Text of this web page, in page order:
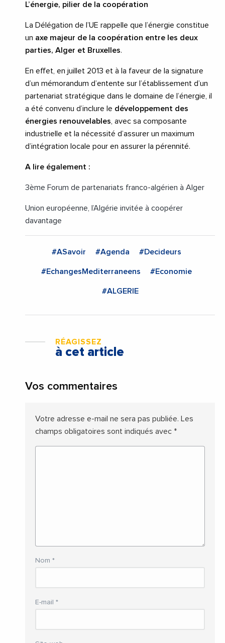
L’énergie, pilier de la coopération
La Délégation de l’UE rappelle que l’énergie constitue
un axe majeur de la coopération entre les deux
parties, Alger et Bruxelles.
En effet, en juillet 2013 et à la faveur de la signature
d’un mémorandum d’entente sur l’établissement d’un
partenariat stratégique dans le domaine de l’énergie, il
a été convenu d’inclure le développement des
énergies renouvelables , avec sa composante
industrielle et la nécessité d’assurer un maximum
d’intégration locale pour en assurer la pérennité.
A lire également :
3ème Forum de partenariats franco-algérien à Alger
Union européenne, l’Algérie invitée à coopérer
davantage
#ASavoir #Agenda #Decideurs
#EchangesMediterraneens #Economie
#ALGERIE
RÉAGISSEZ
à cet article
Vos commentaires
Votre adresse e-mail ne sera pas publiée. Les
champs obligatoires sont indiqués avec *
Nom *
E-mail *